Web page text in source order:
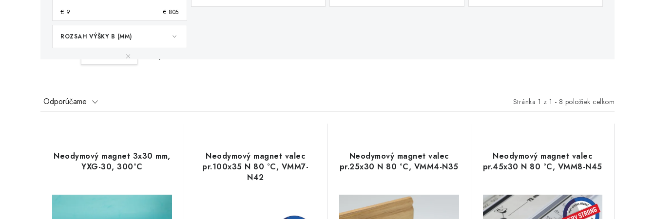
€ 9 € 805
ROZSAH VÝŠKY B (MM)
Stránka 1 z 1 - 8 položiek celkom
R
Odporúčame
Neodymový magnet 3x30 mm,
YXG-30, 300°C
Neodymový magnet valec
pr.100x35 N 80 °C, VMM7-
N42
Neodymový magnet valec
pr.25x30 N 80 °C, VMM4-N35
Neodymový magnet valec
pr.45x30 N 80 °C, VMM8-N45